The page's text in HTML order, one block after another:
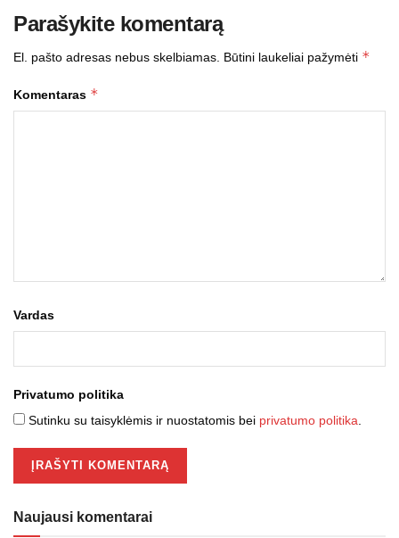
Parašykite komentarą
El. pašto adresas nebus skelbiamas. Būtini laukeliai pažymėti *
Komentaras *
Vardas
Privatumo politika
Sutinku su taisyklėmis ir nuostatomis bei privatumo politika
Naujausi komentarai